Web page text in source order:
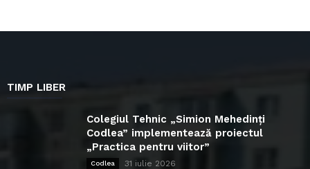
TIMP LIBER
Colegiul Tehnic „Simion Mehedinți
Codlea” implementează proiectul
„Practica pentru viitor”
Codlea 31 iulie 2026